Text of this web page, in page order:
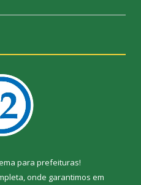
para prefeituras!
onde garantimos em